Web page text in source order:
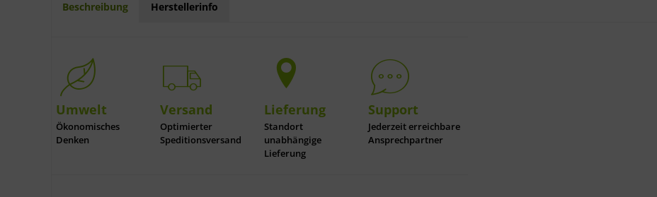
Beschreibung Herstellerinfo
Umwelt
Ökonomisches
Denken
Versand
Optimierter
Speditionsversand
Lieferung
Standort
unabhängige
Lieferung
Support
Jederzeit erreichbare
Ansprechpartner